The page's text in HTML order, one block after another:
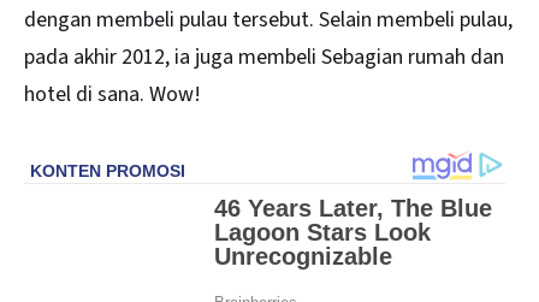
dengan membeli pulau tersebut. Selain membeli pulau,
pada akhir 2012, ia juga membeli Sebagian rumah dan
hotel di sana. Wow!